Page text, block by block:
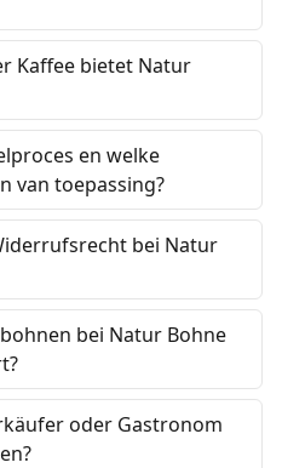
Kaffee bietet Natur
en welke
van toepassing?
bei Natur
bei Natur Bohne
oder Gastronom